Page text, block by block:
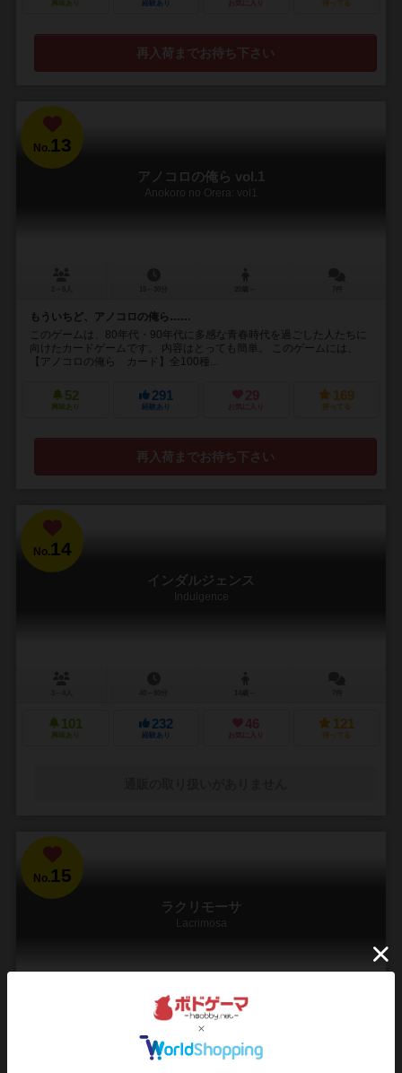
興味あり 経験あり お気に入り 持ってる
再入荷までお待ち下さい
No.13
アノコロの俺ら vol.1
Anokoro no Orera: vol1
もういちど、アノコロの俺ら……
このゲームは、80年代・90年代に多感な青春時代を過ごした人たちに
向けたカードゲームです。 内容はとっても簡単。 このゲームには、
【アノコロの俺ら カード】全100種...
52
興味あり
291
経験あり
29
お気に入り
169
持ってる
再入荷までお待ち下さい
No.14
インダルジェンス
Indulgence
101
興味あり
232
経験あり
46
お気に入り
121
持ってる
No.15
ラクリモーサ
Lacrimosa
90分前後
モーツァルトの生涯を追体験。過去の思い出に浸りながら、「レクイ
エムミサ曲ニ短調K626」を完成せよ！